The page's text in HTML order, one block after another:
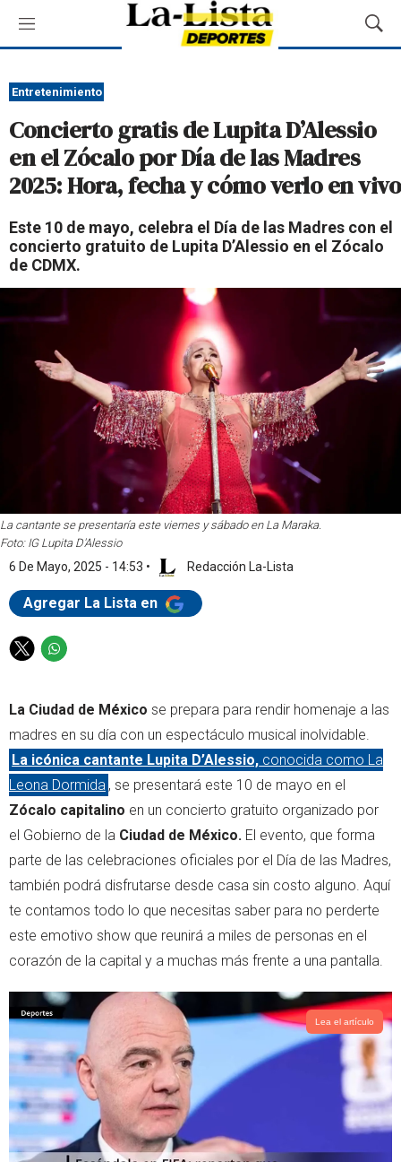
M
e
ú
M
o
a
r
ú
q
u
e
Entretenimiento
Concierto gratis de Lupita D’Alessio
en el Zócalo por Día de las Madres
2025: Hora, fecha y cómo verlo en vivo
Este 10 de mayo, celebra el Día de las Madres con el
concierto gratuito de Lupita D’Alessio en el Zócalo
de CDMX.
La cantante se presentaría este viernes y sábado en La Maraka.
Foto: IG Lupita D'Alessio
6 De Mayo, 2025 - 14:53 • Redacción La-Lista
Agregar La Lista en
T
t
t
e
r
W
t
s
a
p
p
La Ciudad de México se prepara para rendir homenaje a las
madres en su día con un espectáculo musical inolvidable.
La icónica cantante Lupita D’Alessio, conocida como La
Leona Dormida , se presentará este 10 de mayo en el
Zócalo capitalino en un concierto gratuito organizado por
el Gobierno de la Ciudad de México. El evento, que forma
parte de las celebraciones oficiales por el Día de las Madres,
también podrá disfrutarse desde casa sin costo alguno. Aquí
te contamos todo lo que necesitas saber para no perderte
este emotivo show que reunirá a miles de personas en el
corazón de la capital y a muchas más frente a una pantalla.
Lea el artículo